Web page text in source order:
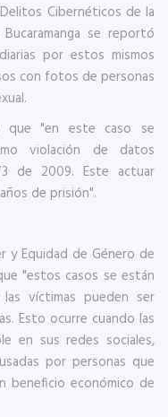
Cibernéticos de la
se reportó
por estos mismos
con fotos de personas
que "en este caso se
violación de datos
de 2009. Este actuar
de prisión".
y Equidad de Género de
"estos casos se están
víctimas pueden ser
Esto ocurre cuando las
en sus redes sociales,
por personas que
beneficio económico de